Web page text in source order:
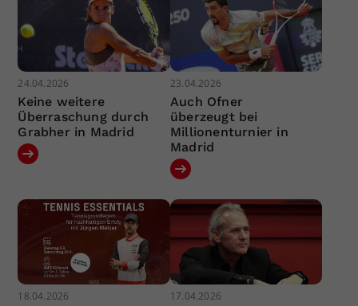
24.04.2026
Keine weitere
Überraschung durch
Grabher in Madrid
23.04.2026
Auch Ofner
überzeugt bei
Millionenturnier in
Madrid
18.04.2026 17.04.2026